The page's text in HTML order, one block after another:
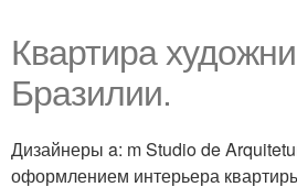
Квартира
Бразилии.
Дизайнеры a: m Studio de
оформлением интерьера